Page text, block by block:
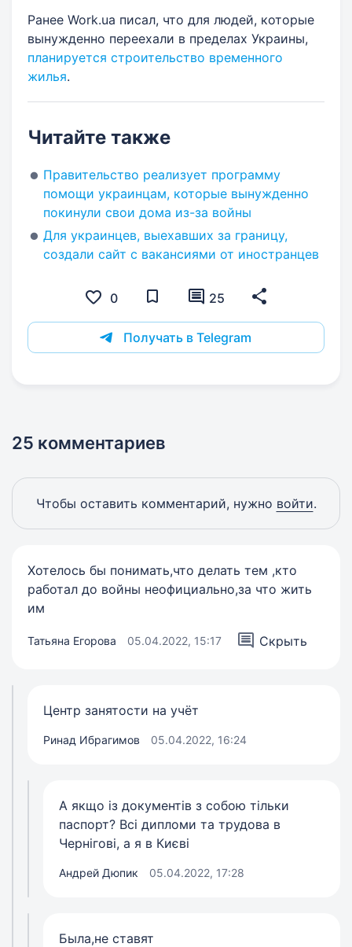
Ранее Work.ua писал, что для людей, которые
вынужденно переехали в пределах Украины,
планируется строительство временного
жилья.
Читайте также
Правительство реализует программу
помощи украинцам, которые вынужденно
покинули свои дома из-за войны
Для украинцев, выехавших за границу,
создали сайт с вакансиями от иностранцев
0 25
Получать в Telegram
25 комментариев
Чтобы оставить комментарий, нужно войти.
Хотелось бы понимать,что делать тем ,кто
работал до войны неофициально,за что жить
им
Татьяна Егорова 05.04.2022, 15:17 Скрыть
Центр занятости на учёт
Ринад Ибрагимов 05.04.2022, 16:24
А якщо із документів з собою тільки
паспорт? Всі дипломи та трудова в
Чернігові, а я в Києві
Андрей Дюпик 05.04.2022, 17:28
Была,не ставят